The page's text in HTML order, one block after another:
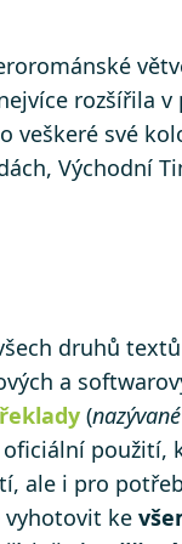
rozšířila
veškeré své
Východní
druhů
a
(
použití,
ale i pro
ke